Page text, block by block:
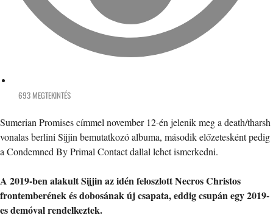
693 MEGTEKINTÉS
Sumerian Promises címmel november 12-én jelenik meg a death/tharsh
vonalas berlini Sijjin bemutatkozó albuma, második előzetesként pedig
a Condemned By Primal Contact dallal lehet ismerkedni.
A 2019-ben alakult Sijjin az idén feloszlott Necros Christos
frontemberének és dobosának új csapata, eddig csupán egy 2019-
es demóval rendelkeztek.